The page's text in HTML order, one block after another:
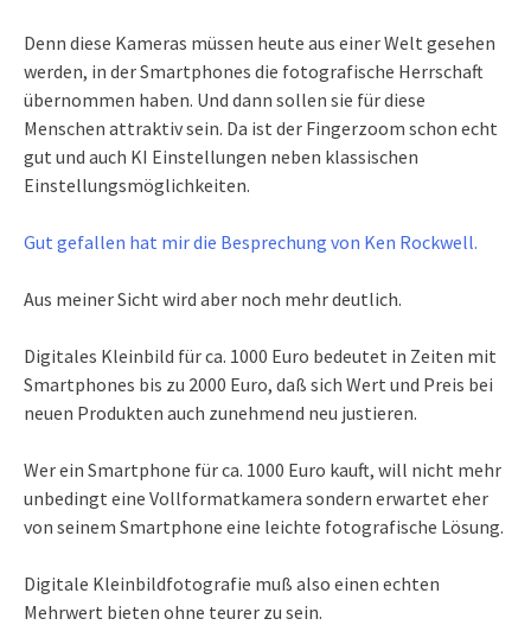
Denn diese Kameras müssen heute aus einer Welt gesehen
werden, in der Smartphones die fotografische Herrschaft
übernommen haben. Und dann sollen sie für diese
Menschen attraktiv sein. Da ist der Fingerzoom schon echt
gut und auch KI Einstellungen neben klassischen
Einstellungsmöglichkeiten.
Gut gefallen hat mir die Besprechung von Ken Rockwell.
Aus meiner Sicht wird aber noch mehr deutlich.
Digitales Kleinbild für ca. 1000 Euro bedeutet in Zeiten mit
Smartphones bis zu 2000 Euro, daß sich Wert und Preis bei
neuen Produkten auch zunehmend neu justieren.
Wer ein Smartphone für ca. 1000 Euro kauft, will nicht mehr
unbedingt eine Vollformatkamera sondern erwartet eher
von seinem Smartphone eine leichte fotografische Lösung.
Digitale Kleinbildfotografie muß also einen echten
Mehrwert bieten ohne teurer zu sein.